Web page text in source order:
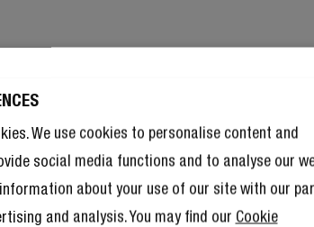
We use cookies to personalise content and
social media functions and to analyse our
about your use of our site with our
and analysis. You may find our Cookie